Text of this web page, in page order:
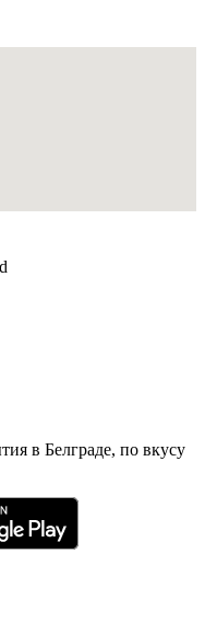
в Белграде, по вкусу